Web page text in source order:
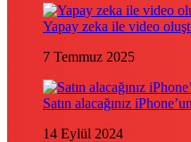
Yapay zeka ile video
7 Temmuz 2025
Satın alacağınız
14 Eylül 2024